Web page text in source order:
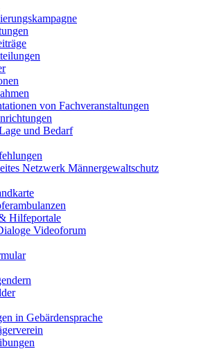
von Fachveranstaltungen
und Bedarf
Netzwerk Männergewaltschutz
Hilfeportale
Videoforum
in Gebärdensprache